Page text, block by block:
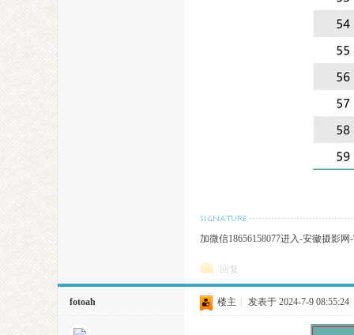
加微信18656158077进入-安徽摄影
回复
fotoah 楼主 发表于 2024-7-9 08:55:24